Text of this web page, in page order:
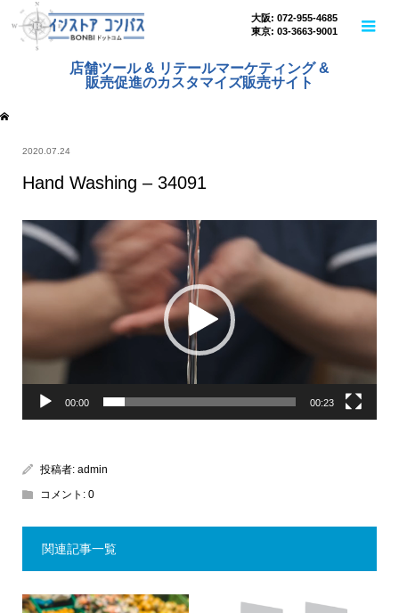
大阪: 072-955-4685
東京: 03-3663-9001
店舗ツール & リテールマーケティング &
販売促進のカスタマイズ販売サイト
2020.07.24
Hand Washing – 34091
動
プ
レ
ー
ヤ
00:00 00:23
投稿者: admin
コメント: 0
関連記事一覧